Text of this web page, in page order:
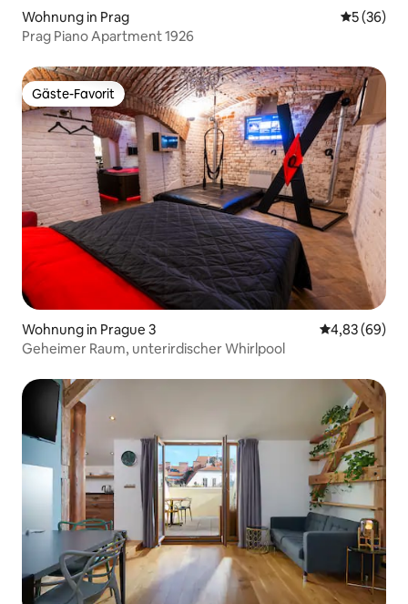
Wohnung in Prag
5 (36)
Prag Piano Apartment 1926
Gäste-Favorit
Gäste-Favorit
Wohnung in Prague 3
4,83 (69)
Geheimer Raum, unterirdischer Whirlpool